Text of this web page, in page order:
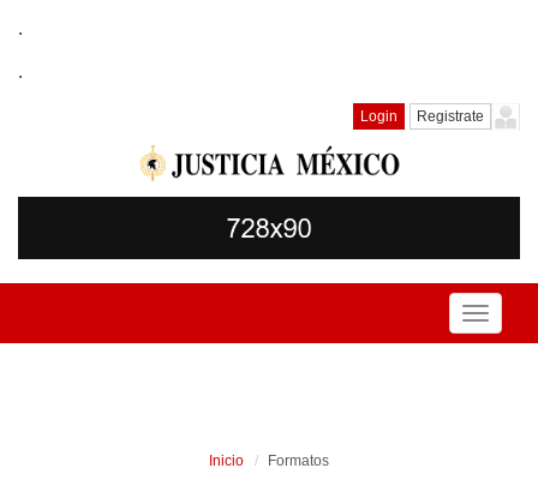
.
.
Login Registrate
Toggle
Inicio Formatos